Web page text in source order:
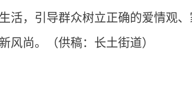
活，引导群众树立正确的爱情观、
风尚。（供稿：长土街道）